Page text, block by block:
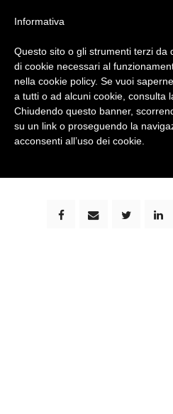
bimbi e viaggi - family
Informativa
Questo sito o gli strumenti terzi da
di cookie necessari al
nella cookie policy. Se vuoi
a tutti o ad alcuni cookie, consulta
Chiudendo questo banner,
su un link o proseguendo la
acconsenti all’uso dei cookie.